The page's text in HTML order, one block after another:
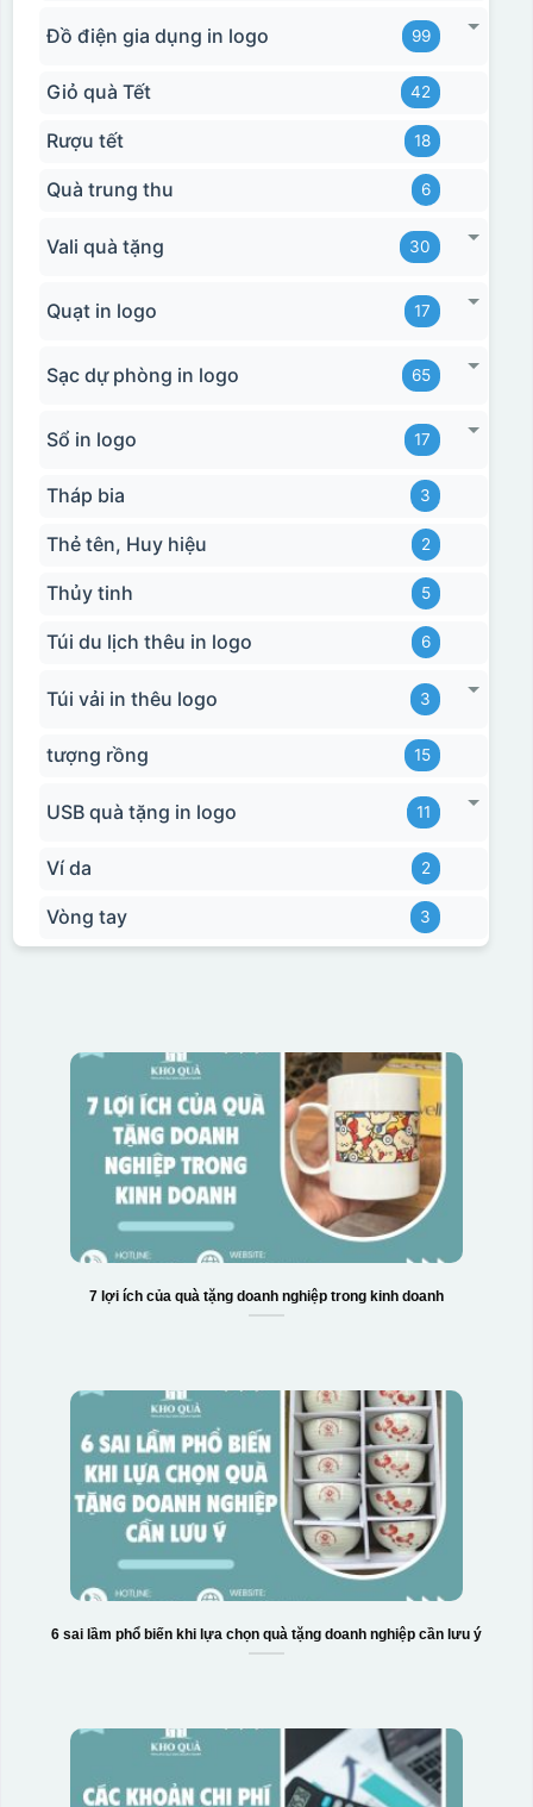
Đồ điện gia dụng in logo 99
Giỏ quà Tết 42
Rượu tết 18
Quà trung thu 6
Vali quà tặng 30
Quạt in logo 17
Sạc dự phòng in logo 65
Sổ in logo 17
Tháp bia 3
Thẻ tên, Huy hiệu 2
Thủy tinh 5
Túi du lịch thêu in logo 6
Túi vải in thêu logo 3
tượng rồng 15
USB quà tặng in logo 11
Ví da 2
Vòng tay 3
7 lợi ích của quà tặng doanh nghiệp trong kinh doanh
6 sai lầm phổ biến khi lựa chọn quà tặng doanh nghiệp cần lưu ý